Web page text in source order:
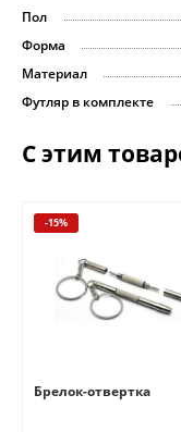
Пол
Форма
Материал
Футляр в комплекте
С этим
-15%
Брелок-отвертка